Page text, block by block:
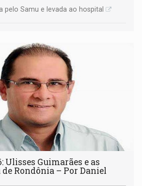
pelo Samu e levada ao hospital
Ulisses Guimarães e as
Rondônia – Por Daniel